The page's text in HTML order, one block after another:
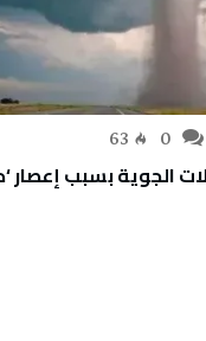
63
الجوية بسبب إعصار